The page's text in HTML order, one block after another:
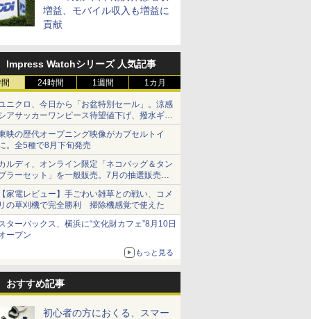
増益、モバイル収入も増益に
貢献
Impress Watchシリーズ 人気記事
24時間 1週間 1カ月
ニクロ、今日から「お盆特別セール」。涼感
アサッカーワンピース待望値下げ、撥水ギア
ョーツは1990円に
映の歴代オープニング映像がカプセルトイ
。全5種で8月下旬発売
ルディ、オンライン限定「ネコバッグ＆タン
ラーセット」を一般販売。7月の抽選販売の
選無効分
家電レビュー】手ごわい雑草との戦い、コメ
の草刈機で完全勝利 掃除機感覚で使えた
ターバックス、横浜に“文化財カフェ”8月10日
ープン
もっと見る
おすすめ記事
初心者の方におくる、スマー